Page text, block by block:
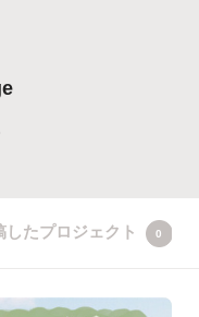
したプロジェクト 0